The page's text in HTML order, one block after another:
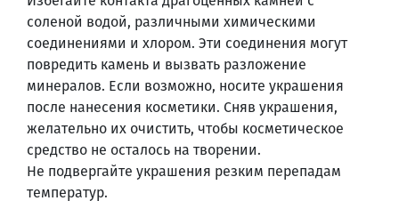
соленой водой, различными химическими
соединениями и хлором. Эти соединения могут
повредить камень и вызвать разложение
минералов. Если возможно, носите украшения
после нанесения косметики. Сняв украшения,
желательно их очистить, чтобы косметическое
средство не осталось на творении.
Не подвергайте украшения резким перепадам
температур.